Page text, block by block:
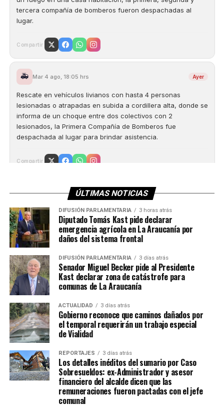
ÚLTIMAS NOTICIAS
DIFUSIÓN PARLAMENTARIA 3 horas atrás
Diputado Tomás Kast pide declarar
emergencia agrícola en La Araucanía por
daños del sistema frontal
DIFUSIÓN PARLAMENTARIA 3 días atrás
Senador Miguel Becker pide al Presidente
Kast declarar zona de catástrofe para
comunas de La Araucanía
ACTUALIDAD 3 días atrás
Gobierno reconoce que caminos dañados por
el temporal requerirán un trabajo especial
de Vialidad
REPORTAJES 3 días atrás
Los detalles inéditos del sumario por Caso
Sobresueldos: ex-Administrador y asesor
financiero del alcalde dicen que las
remuneraciones fueron pactadas con el jefe
comunal